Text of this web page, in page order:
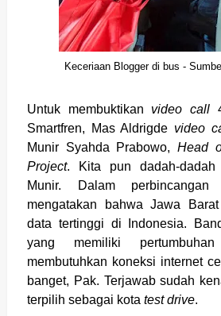
Keceriaan Blogger di bus -
Untuk membuktikan video call
Smartfren, Mas Aldrigde video
Munir Syahda Prabowo, Head
Project. Kita pun dadah-
Munir. Dalam
mengatakan bahwa Jawa
data tertinggi di Indonesia.
yang memiliki
membutuhkan koneksi internet
banget, Pak. Terjawab sudah
terpilih sebagai kota test drive.